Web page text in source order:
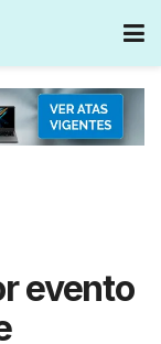
evento